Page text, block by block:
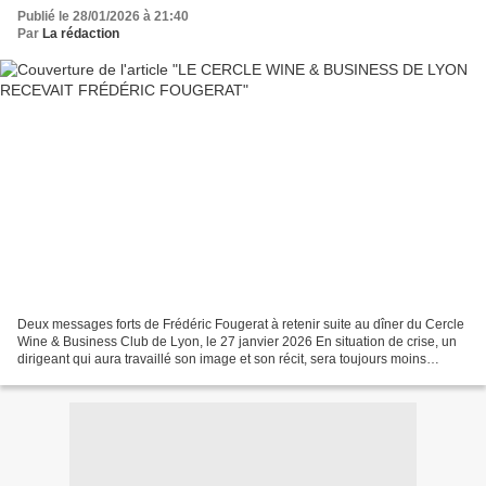
Publié le 28/01/2026 à 21:40
Par La rédaction
Deux messages forts de Frédéric Fougerat à retenir suite au dîner du Cercle
Wine & Business Club de Lyon, le 27 janvier 2026 En situation de crise, un
dirigeant qui aura travaillé son image et son récit, sera toujours moins